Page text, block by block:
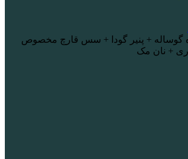
گوساله + پنیر گودا + سس قارچ مخصوص